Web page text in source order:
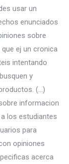
usar un
enunciados
sobre
ej un cronica
intentando
y
(…)
informacion
los estudiantes
para
opiniones
acerca